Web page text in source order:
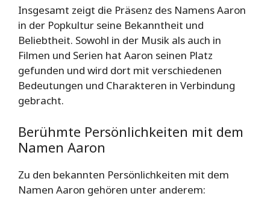
Insgesamt zeigt die Präsenz des Namens Aaron
in der Popkultur seine Bekanntheit und
Beliebtheit. Sowohl in der Musik als auch in
Filmen und Serien hat Aaron seinen Platz
gefunden und wird dort mit verschiedenen
Bedeutungen und Charakteren in Verbindung
gebracht.
Berühmte Persönlichkeiten mit dem
Namen Aaron
Zu den bekannten Persönlichkeiten mit dem
Namen Aaron gehören unter anderem: